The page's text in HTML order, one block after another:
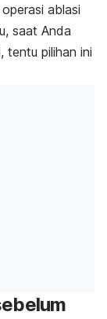
ablasi
saat Anda
tentu pilihan ini